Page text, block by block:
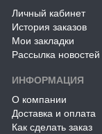
Личный кабинет
История заказов
Мои закладки
Рассылка новостей
ИНФОРМАЦИЯ
О компании
Доставка и оплата
Как сделать заказ